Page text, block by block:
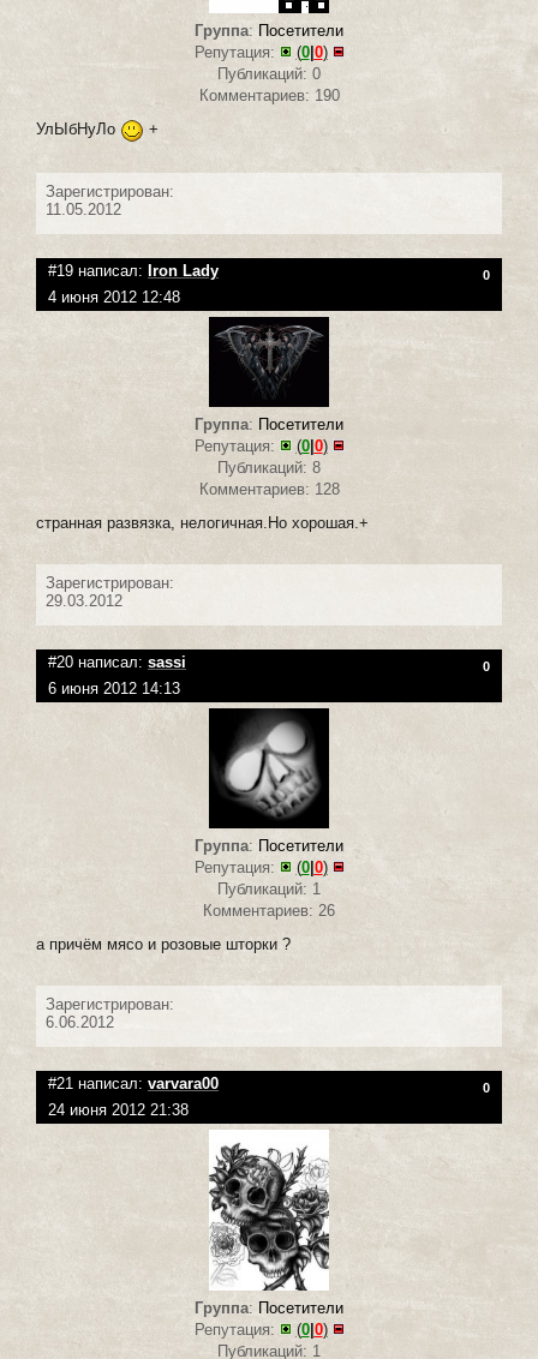
Группа: Посетители
Репутация:
(0| 0)
Публикаций: 0
Комментариев: 190
УлЫбНуЛо
+
Зарегистрирован:
11.05.2012
#19 написал: Iron Lady 0
4 июня 2012 12:48
Группа: Посетители
Репутация:
(0| 0)
Публикаций: 8
Комментариев: 128
странная развязка, нелогичная.Но хорошая.+
Зарегистрирован:
29.03.2012
#20 написал: sassi 0
6 июня 2012 14:13
Группа: Посетители
Репутация:
(0| 0)
Публикаций: 1
Комментариев: 26
а причём мясо и розовые шторки ?
Зарегистрирован:
6.06.2012
#21 написал: varvara00 0
24 июня 2012 21:38
Группа: Посетители
Репутация:
(0| 0)
Публикаций: 1